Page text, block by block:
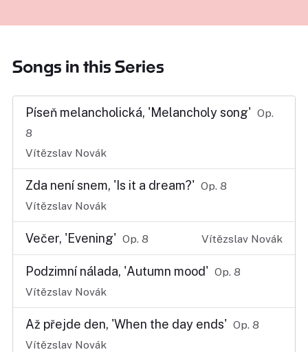
Songs in this Series
Píseň melancholická, 'Melancholy song' Op.
8
Vítězslav Novák
Zda není snem, 'Is it a dream?' Op. 8
Vítězslav Novák
Večer, 'Evening' Op. 8 Vítězslav Novák
Podzimní nálada, 'Autumn mood' Op. 8
Vítězslav Novák
Až přejde den, 'When the day ends' Op. 8
Vítězslav Novák